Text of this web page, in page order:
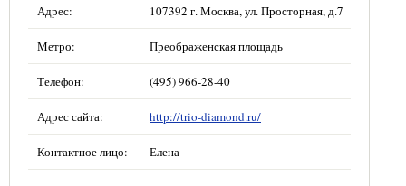
Адрес: 107392 г. Москва, ул. Просторная, д.7
Метро: Преображенская площадь
Телефон: (495) 966-28-40
Адрес сайта: http://trio-diamond.ru/
Контактное лицо: Елена